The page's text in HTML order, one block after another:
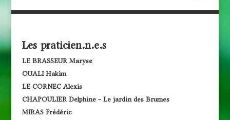
Les praticien.n.e.s
LE BRASSEUR Maryse
OUALI Hakim
LE CORNEC Alexis
CHAPOULIER Delphine – Le jardin des Brumes
MIRAS Frédéric